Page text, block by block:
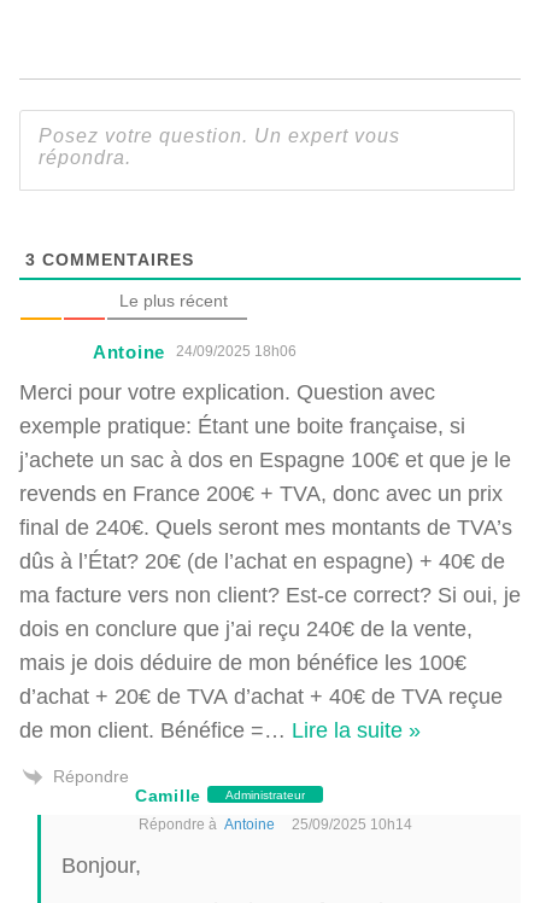
3 COMMENTAIRES
Le plus récent
Antoine 24/09/2025 18h06
Merci pour votre explication. Question avec
exemple pratique: Étant une boite française, si
j’achete un sac à dos en Espagne 100€ et que je le
revends en France 200€ + TVA, donc avec un prix
final de 240€. Quels seront mes montants de TVA’s
dûs à l’État? 20€ (de l’achat en espagne) + 40€ de
ma facture vers non client? Est-ce correct? Si oui, je
dois en conclure que j’ai reçu 240€ de la vente,
mais je dois déduire de mon bénéfice les 100€
d’achat + 20€ de TVA d’achat + 40€ de TVA reçue
de mon client. Bénéfice =… Lire la suite »
Répondre
Camille
Administrateur
Répondre à Antoine 25/09/2025 10h14
Bonjour,